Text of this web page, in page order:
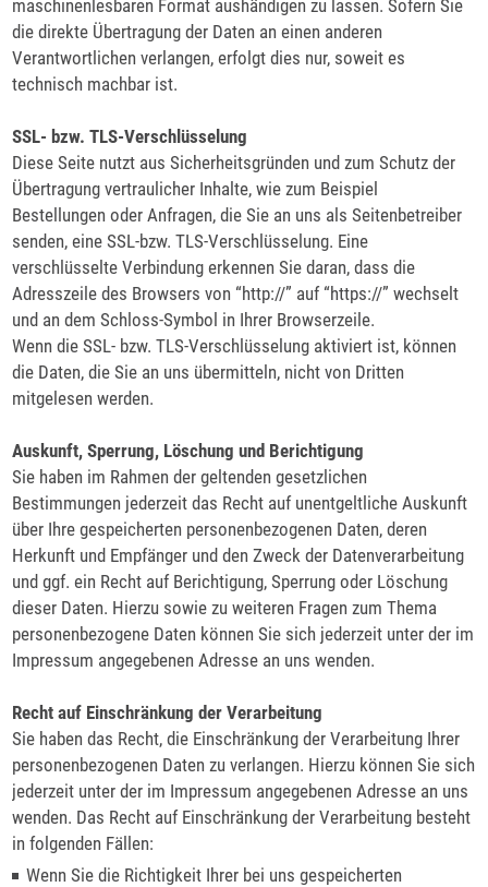
maschinenlesbaren Format aushändigen zu lassen. Sofern Sie
die direkte Übertragung der Daten an einen anderen
Verantwortlichen verlangen, erfolgt dies nur, soweit es
technisch machbar ist.
SSL- bzw. TLS-Verschlüsselung
Diese Seite nutzt aus Sicherheitsgründen und zum Schutz der
Übertragung vertraulicher Inhalte, wie zum Beispiel
Bestellungen oder Anfragen, die Sie an uns als Seitenbetreiber
senden, eine SSL-bzw. TLS-Verschlüsselung. Eine
verschlüsselte Verbindung erkennen Sie daran, dass die
Adresszeile des Browsers von “http://” auf “https://” wechselt
und an dem Schloss-Symbol in Ihrer Browserzeile.
Wenn die SSL- bzw. TLS-Verschlüsselung aktiviert ist, können
die Daten, die Sie an uns übermitteln, nicht von Dritten
mitgelesen werden.
Auskunft, Sperrung, Löschung und Berichtigung
Sie haben im Rahmen der geltenden gesetzlichen
Bestimmungen jederzeit das Recht auf unentgeltliche Auskunft
über Ihre gespeicherten personenbezogenen Daten, deren
Herkunft und Empfänger und den Zweck der Datenverarbeitung
und ggf. ein Recht auf Berichtigung, Sperrung oder Löschung
dieser Daten. Hierzu sowie zu weiteren Fragen zum Thema
personenbezogene Daten können Sie sich jederzeit unter der im
Impressum angegebenen Adresse an uns wenden.
Recht auf Einschränkung der Verarbeitung
Sie haben das Recht, die Einschränkung der Verarbeitung Ihrer
personenbezogenen Daten zu verlangen. Hierzu können Sie sich
jederzeit unter der im Impressum angegebenen Adresse an uns
wenden. Das Recht auf Einschränkung der Verarbeitung besteht
in folgenden Fällen:
Wenn Sie die Richtigkeit Ihrer bei uns gespeicherten